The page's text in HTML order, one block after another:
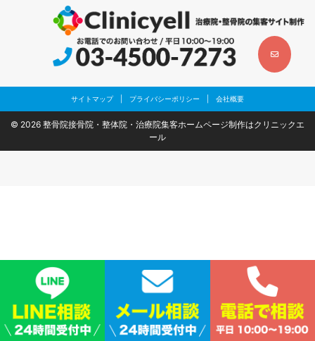
サイトマップ| プライバシーポリシー 会社概要
© 2026 整骨院接骨院・整体院・治療院集客ホームページ制作はクリニックエ
ール